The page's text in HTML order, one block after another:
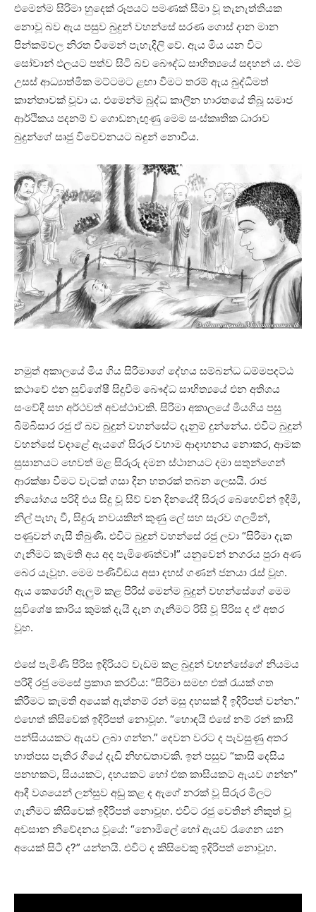
එමෙන්ම සිරිමා හුදෙක් රූපයට පමණක් සීමා වූ තැනැත්තියක
නොවූ බව ඇය පසුව බුදුන් වහන්සේ සරණ ගොස් දාන මාන
පින්කම්වල නිරත වීමෙන් පැහැදිලි වේ. ඇය මිය යන විට
සෝවාන් ඵලයට පත්ව සිටි බව බෞද්ධ සාහිත්‍යයේ සඳහන් ය. එම
උසස් ආධ්‍යාත්මික මට්ටමට ළඟා වීමට තරම් ඇය බුද්ධිමත්
කාන්තාවක් වූවා ය. එමෙන්ම බුද්ධ කාලීන භාරතයේ තිබූ සමාජ
ආර්ථිකය පදනම් ව ගොඩනැඟුණු මෙම සංස්කෘතික ධාරාව
බුදුන්ගේ සෘජු විවේචනයට බඳුන් නොවීය.
නමුත් අකාලයේ මිය ගිය සිරිමාගේ දේහය සම්බන්ධ ධම්මපදට්ඨ
කථාවේ එන සුවිශේෂී සිදුවීම බෞද්ධ සාහිත්‍යයේ එන අතිශය
සංවේදී සහ අර්ථවත් අවස්ථාවකි. සිරිමා අකාලයේ මියගිය පසු
බිම්බිසාර රජු ඒ බව බුදුන් වහන්සේට දැනුම් දුන්නේය. එවිට බුදුන්
වහන්සේ වදාළේ ඇයගේ සිරුර වහාම ආදාහනය නොකර, ආමක
සුසානයට හෙවත් මළ සිරුරු දමන ස්ථානයට දමා සතුන්ගෙන්
ආරක්ෂා වීමට වැටක් ගසා දින හතරක් තබන ලෙසයි. රාජ
නියෝගය පරිදි එය සිදු වූ සිව් වන දිනයේදී සිරුර බෙහෙවින් ඉදිමී,
නිල් පැහැ වී, සිදුරු නවයකින් කුණු ලේ සහ සැරව ගලමින්,
පණුවන් ගැසී තිබුණි. එවිට බුදුන් වහන්සේ රජු ලවා “සිරිමා දැක
ගැනීමට කැමති අය අද පැමිණෙත්වා!” යනුවෙන් නගරය පුරා අණ
බෙර යැවූහ. මෙම පණිවිඩය අසා දහස් ගණන් ජනයා රැස් වූහ.
ඇය කෙරෙහි ඇලුම් කළ පිරිස් මෙන්ම බුදුන් වහන්සේගේ මෙම
සුවිශේෂ කාරිය කුමක් දැයි දැන ගැනීමට රිසි වූ පිරිස ද ඒ අතර
වූහ.
එසේ පැමිණි පිරිස ඉදිරියට වැඩම කළ බුදුන් වහන්සේගේ නියමය
පරිදි රජු මෙසේ ප්‍රකාශ කරවීය: “සිරිමා සමඟ එක් රැයක් ගත
කිරීමට කැමති අයෙක් ඇත්නම් රන් මසු දහසක් දී ඉදිරිපත් වන්න.”
එහෙත් කිසිවෙක් ඉදිරිපත් නොවූහ. “හොඳයි එසේ නම් රන් කාසි
පන්සියයකට ඇයව ලබා ගන්න.” දෙවන වරට ද පැවසුණු අතර
හාත්පස පැතිර ගියේ දැඩි නිහඬතාවකි. ඉන් පසුව “කාසි දෙසිය
පනහකට, සියයකට, දහයකට හෝ එක කාසියකට ඇයව ගන්න”
ආදී වශයෙන් ලන්සුව අඩු කළ ද ඇගේ නරක් වූ සිරුර මිලට
ගැනීමට කිසිවෙක් ඉදිරිපත් නොවූහ. එවිට රජු වෙතින් නිකුත් වූ
අවසාන නිවේදනය වූයේ: “නොමිලේ හෝ ඇයව රැගෙන යන
අයෙක් සිටී ද?” යන්නයි. එවිට ද කිසිවෙකු ඉදිරිපත් නොවූහ.